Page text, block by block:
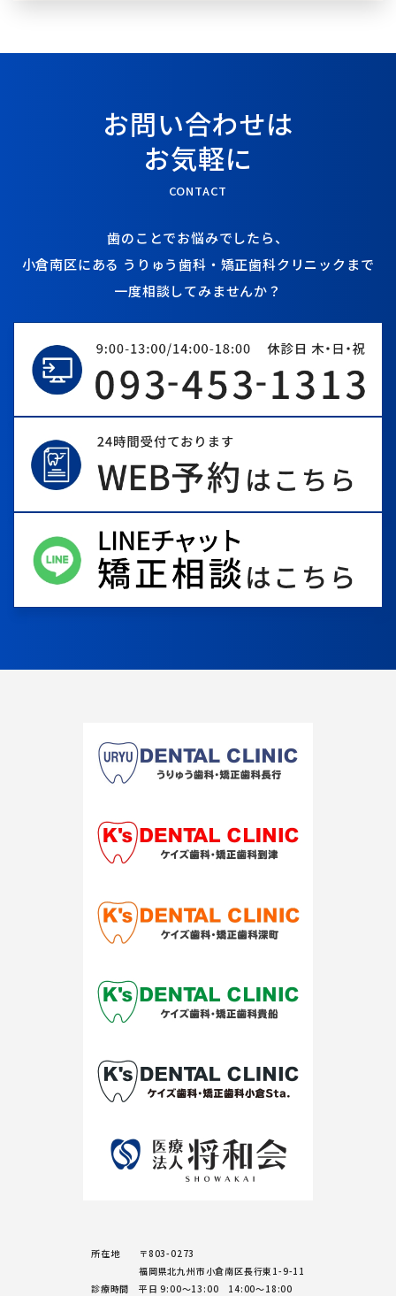
お問い合わせは
お気軽に
CONTACT
歯のことでお悩みでしたら、
小倉南区にある うりゅう歯科・矯正歯科クリニックまで
一度相談してみませんか？
所在地
〒803-0273
福岡県北九州市小倉南区長行東1-9-11
診療時間
平日 9:00～13:00 14:00～18:00